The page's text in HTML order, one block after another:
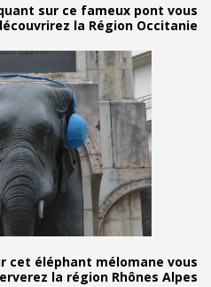
en cliquant sur ce
découvrirez la
cliquant sur cet éléphant
observerez la région